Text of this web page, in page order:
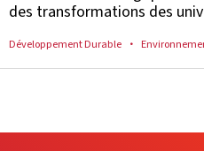
des transformations des
Développement Durable